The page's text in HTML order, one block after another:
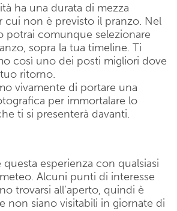
ha una durata di mezza
cui non è previsto il pranzo. Nel
potrai comunque selezionare
sopra la tua timeline. Ti
così uno dei posti migliori dove
ritorno.
vivamente di portare una
per immortalare lo
ti si presenterà davanti.
questa esperienza con qualsiasi
Alcuni punti di interesse
trovarsi all’aperto, quindi è
non siano visitabili in giornate di